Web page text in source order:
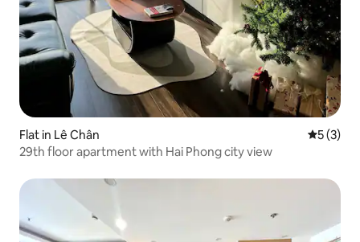
Flat in Lê Chân 5 out of
5 (3)
29th floor apartment with Hai Phong city view